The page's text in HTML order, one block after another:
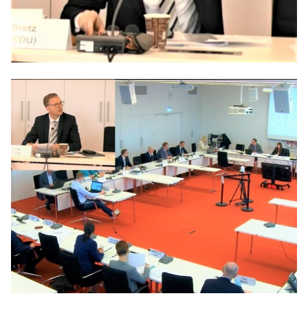
CDU Deutschland
CDU Fraktion im Brandenburger Landtag
CDU Brandenburg
CDU Potsdam